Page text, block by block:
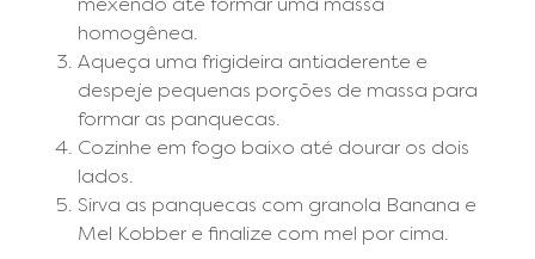
mexendo até formar uma massa
homogênea.
Aqueça uma frigideira antiaderente e
despeje pequenas porções de massa para
formar as panquecas.
Cozinhe em fogo baixo até dourar os dois
lados.
Sirva as panquecas com granola Banana e
Mel Kobber e finalize com mel por cima.